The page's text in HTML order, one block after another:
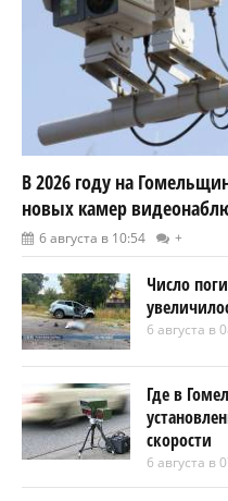
В 2026 году на
новых камер
6 августа в 10:54 +
Число
6 августа в
Где в
скорости
6 августа в